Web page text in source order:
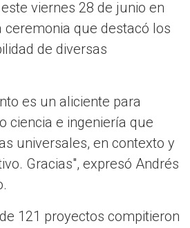
viernes 28 de junio en
ceremonia que destacó los
de diversas
es un aliciente para
ciencia e ingeniería que
universales, en contexto y
Gracias", expresó Andrés
121 proyectos compitieron